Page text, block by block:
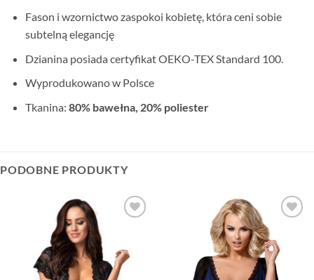
Fason i wzornictwo zaspokoi kobietę, która ceni sobie
subtelną elegancję
Dzianina posiada certyfikat OEKO-TEX Standard 100.
Wyprodukowano w Polsce
Tkanina: 80% bawełna, 20% poliester
PODOBNE PRODUKTY